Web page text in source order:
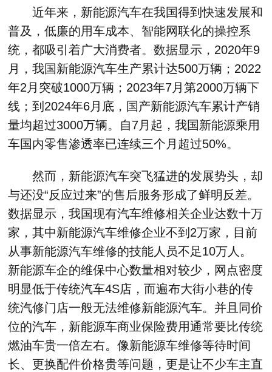
近年来，新能源汽车在我国得到快速发展和
普及，低廉的用车成本、智能网联化的操控系
统，都吸引着广大消费者。数据显示，2020年9
月，我国新能源汽车生产累计达500万辆；2022
年2月突破1000万辆；2023年7月第2000万辆下
线；到2024年6月底，国产新能源汽车累计产销
量均超过3000万辆。自7月起，我国新能源乘用
车国内零售渗透率已连续三个月超过50%。
然而，新能源汽车突飞猛进的发展势头，却
与还没“反应过来”的售后服务形成了鲜明反差。
数据显示，我国现有汽车维修相关企业达数十万
家，其中新能源汽车维修企业不到2万家，目前
从事新能源汽车维修的技能人员不足10万人。
新能源车企的维保中心数量相对较少，网点密度
明显低于传统汽车4S店，而遍布大街小巷的传
统汽修门店一般无法维修新能源汽车。并且同价
位的汽车，新能源车商业保险费用通常要比传统
燃油车贵一倍左右。像新能源车维修等待时间
长、更换配件价格贵等问题，更是让不少车主直